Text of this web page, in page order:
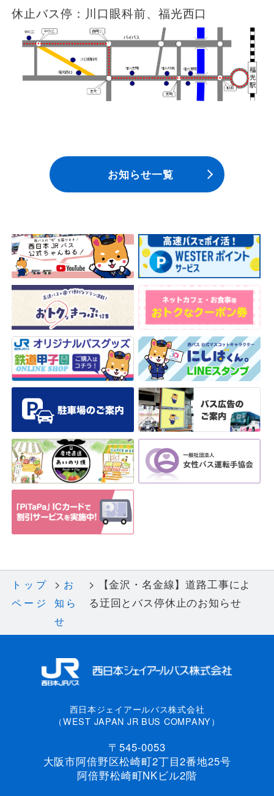
休止バス停：川口眼科前、福光西口
お知らせ一覧
トップ
ページ
お
知ら
せ
【金沢・名金線】道路工事によ
る迂回とバス停休止のお知らせ
西日本ジェイアールバス株式会社
（WEST JAPAN JR BUS COMPANY）
〒545-0053
大阪市阿倍野区松崎町2丁目2番地25号
阿倍野松崎町NKビル2階